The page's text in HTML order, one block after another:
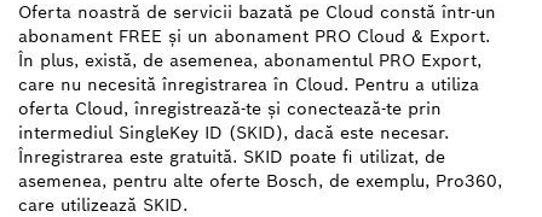
Oferta noastră de servicii bazată pe Cloud constă într-un
abonament FREE şi un abonament PRO Cloud & Export.
În plus, există, de asemenea, abonamentul PRO Export,
care nu necesită înregistrarea în Cloud. Pentru a utiliza
oferta Cloud, înregistrează-te şi conectează-te prin
intermediul SingleKey ID (SKID), dacă este necesar.
Înregistrarea este gratuită. SKID poate fi utilizat, de
asemenea, pentru alte oferte Bosch, de exemplu, Pro360,
care utilizează SKID.